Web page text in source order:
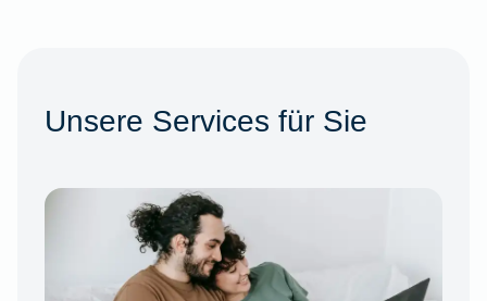
Unsere Services für Sie